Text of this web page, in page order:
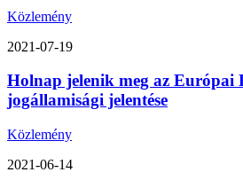
Közlemény
2021-07-19
Holnap jelenik meg az Európai
jogállamisági jelentése
Közlemény
2021-06-14